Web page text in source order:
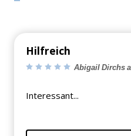
Hilfreich
Abigail Dirchs
Interessant...